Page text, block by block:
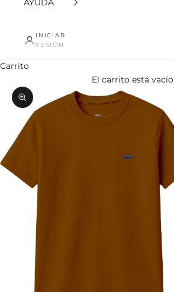
AYUDA
INICIAR
SESIÓN
Carrito
El carrito está vacío
Zoom